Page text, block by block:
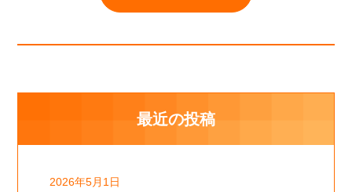
最近の投稿
2026年5月1日